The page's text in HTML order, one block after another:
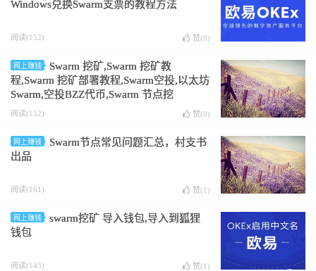
Windows兑换Swarm支票的教程方法
阅读(152) 赞(0)
网上赚钱
Swarm 挖矿,Swarm 挖矿教
程,Swarm 挖矿部署教程,Swarm空投,以太坊
Swarm,空投BZZ代币,Swarm 节点挖
矿,Swarm 节点挖矿教程,Swarm 节点挖矿部
空投BZZ节点代币,bzz币挖矿教程 ，
Windows 10操作教程
阅读(152) 赞(0)
网上赚钱
Swarm节点常见问题汇总，村支书
出品
阅读(161) 赞(1 )
网上赚钱
swarm挖矿 导入钱包,导入到狐狸
钱包
阅读(145) 赞(1 )